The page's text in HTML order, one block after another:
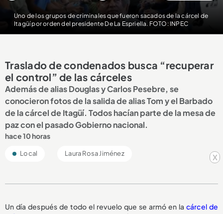
x
Uno de los grupos de criminales que fueron sacados de la cárcel de
Itagüí por orden del presidente De La Espriella. FOTO: INPEC
Traslado de condenados busca “recuperar
el control” de las cárceles
Además de alias Douglas y Carlos Pesebre, se
conocieron fotos de la salida de alias Tom y el Barbado
de la cárcel de Itagüí. Todos hacían parte de la mesa de
paz con el pasado Gobierno nacional.
hace 10 horas
Local Laura Rosa Jiménez
Un día después de todo el revuelo que se armó en la cárcel de